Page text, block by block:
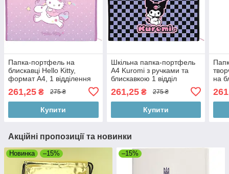
Папка-портфель на
блискавці Hello Kitty,
формат A4, 1 відділення
261,25 ₴ 275 ₴
Купити
Шкільна папка-портфель
A4 Kuromi з ручками та
блискавкою 1 відділ
261,25₴ 275 ₴
Купити
на
Акційні пропозиції та новинки
Новинка –15% –15%